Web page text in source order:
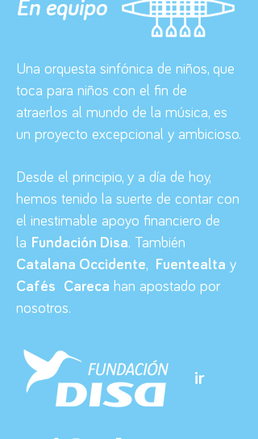
En equipo
Una orquesta sinfónica de niños, que
toca para niños con el fin de
atraerlos al mundo de la música, es
un proyecto excepcional y ambicioso.
Desde el principio, y a día de hoy,
hemos tenido la suerte de contar con
el inestimable apoyo financiero de
la Fundación Disa. También
Catalana Occidente, Fuentealta y
Cafés Careca han apostado por
nosotros.
ir